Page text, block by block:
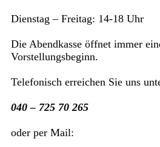
Dienstag – Freitag: 14-18 Uhr
Die Abendkasse öffnet immer
Vorstellungsbeginn.
Telefonisch erreichen Sie uns
040 – 725 70 265
oder per Mail: